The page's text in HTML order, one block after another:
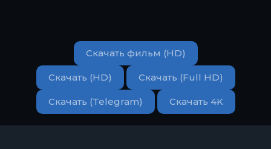
Скачать фильм (HD)
Скачать (HD) Скачать (Full HD)
Скачать (Telegram) Скачать 4K